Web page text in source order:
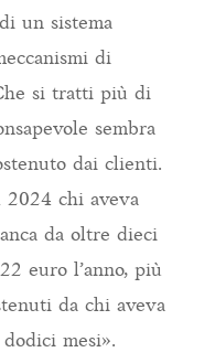
un sistema
di
si tratti più di
sembra
dai clienti.
2024 chi aveva
da oltre dieci
euro l’anno, più
da chi aveva
mesi».